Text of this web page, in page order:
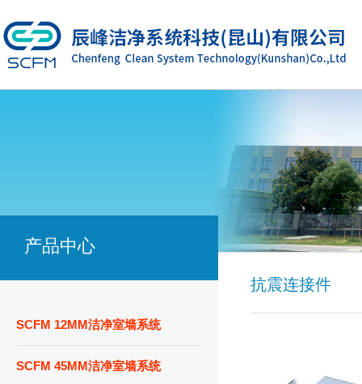
产品中心
SCFM 12MM洁净室墙系统
SCFM 45MM洁净室墙系统
抗震连接件